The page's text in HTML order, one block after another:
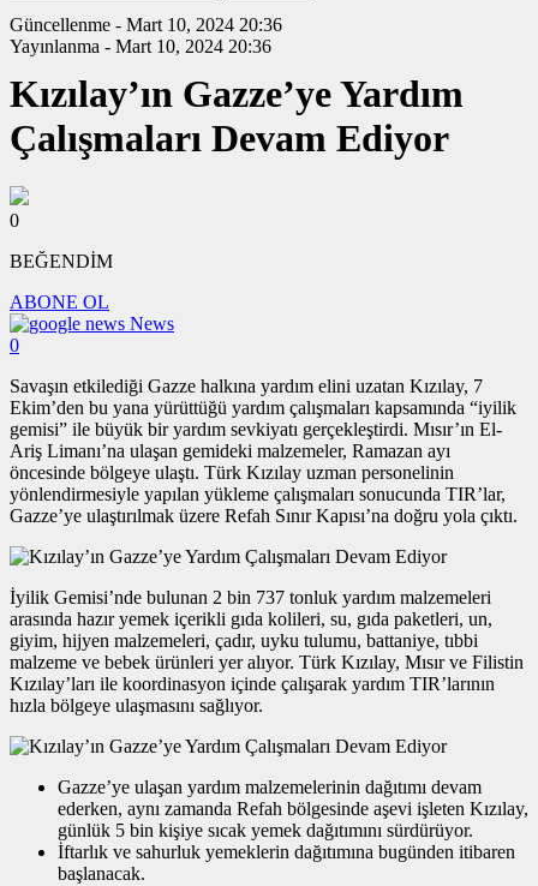
Güncellenme - Mart 10, 2024 20:36
Yayınlanma - Mart 10, 2024 20:36
Kızılay’ın Gazze’ye Yardım
Çalışmaları Devam Ediyor
0
BEĞENDİM
ABONE OL
News
0
Savaşın etkilediği Gazze halkına yardım elini uzatan Kızılay, 7
Ekim’den bu yana yürüttüğü yardım çalışmaları kapsamında “iyilik
gemisi” ile büyük bir yardım sevkiyatı gerçekleştirdi. Mısır’ın El-
Ariş Limanı’na ulaşan gemideki malzemeler, Ramazan ayı
öncesinde bölgeye ulaştı. Türk Kızılay uzman personelinin
yönlendirmesiyle yapılan yükleme çalışmaları sonucunda TIR’lar,
Gazze’ye ulaştırılmak üzere Refah Sınır Kapısı’na doğru yola çıktı.
İyilik Gemisi’nde bulunan 2 bin 737 tonluk yardım malzemeleri
arasında hazır yemek içerikli gıda kolileri, su, gıda paketleri, un,
giyim, hijyen malzemeleri, çadır, uyku tulumu, battaniye, tıbbi
malzeme ve bebek ürünleri yer alıyor. Türk Kızılay, Mısır ve Filistin
Kızılay’ları ile koordinasyon içinde çalışarak yardım TIR’larının
hızla bölgeye ulaşmasını sağlıyor.
Gazze’ye ulaşan yardım malzemelerinin dağıtımı devam
ederken, aynı zamanda Refah bölgesinde aşevi işleten Kızılay,
günlük 5 bin kişiye sıcak yemek dağıtımını sürdürüyor.
İftarlık ve sahurluk yemeklerin dağıtımına bugünden itibaren
başlanacak.